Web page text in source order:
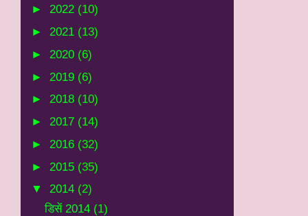
► 2022 (10)
► 2021 (13)
► 2020 (6)
► 2019 (6)
► 2018 (10)
► 2017 (14)
► 2016 (32)
► 2015 (35)
▼ 2014 (2)
डिसें 2014 (1)